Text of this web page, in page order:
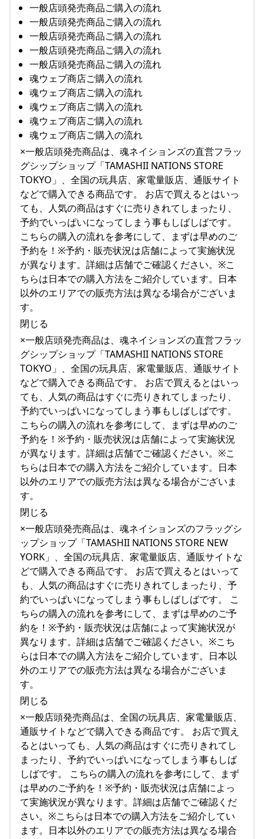
一般店頭発売商品ご購入の流れ
一般店頭発売商品ご購入の流れ
一般店頭発売商品ご購入の流れ
一般店頭発売商品ご購入の流れ
一般店頭発売商品ご購入の流れ
魂ウェブ商店ご購入の流れ
魂ウェブ商店ご購入の流れ
魂ウェブ商店ご購入の流れ
魂ウェブ商店ご購入の流れ
魂ウェブ商店ご購入の流れ
×一般店頭発売商品は、魂ネイションズの直営フラッ
グシップショップ「TAMASHII NATIONS STORE
TOKYO」、全国の玩具店、家電量販店、通販サイト
などで購入できる商品です。 お店で買えるとはいっ
ても、人気の商品はすぐに売りきれてしまったり、
予約でいっぱいになってしまう事もしばしばです。
こちらの購入の流れを参考にして、まずは早めのご
予約を！※予約・販売状況は店舗によって実施状況
が異なります。詳細は店舗でご確認ください。※こ
ちらは日本での購入方法をご紹介しています。日本
以外のエリアでの販売方法は異なる場合がございま
す。
閉じる
×一般店頭発売商品は、魂ネイションズの直営フラッ
グシップショップ「TAMASHII NATIONS STORE
TOKYO」、全国の玩具店、家電量販店、通販サイト
などで購入できる商品です。 お店で買えるとはいっ
ても、人気の商品はすぐに売りきれてしまったり、
予約でいっぱいになってしまう事もしばしばです。
こちらの購入の流れを参考にして、まずは早めのご
予約を！※予約・販売状況は店舗によって実施状況
が異なります。詳細は店舗でご確認ください。※こ
ちらは日本での購入方法をご紹介しています。日本
以外のエリアでの販売方法は異なる場合がございま
す。
閉じる
×一般店頭発売商品は、魂ネイションズのフラッグシ
ップショップ「TAMASHII NATIONS STORE NEW
YORK」、全国の玩具店、家電量販店、通販サイトな
どで購入できる商品です。 お店で買えるとはいって
も、人気の商品はすぐに売りきれてしまったり、予
約でいっぱいになってしまう事もしばしばです。 こ
ちらの購入の流れを参考にして、まずは早めのご予
約を！※予約・販売状況は店舗によって実施状況が
異なります。詳細は店舗でご確認ください。※こち
らは日本での購入方法をご紹介しています。日本以
外のエリアでの販売方法は異なる場合がございま
す。
閉じる
×一般店頭発売商品は、全国の玩具店、家電量販店、
通販サイトなどで購入できる商品です。 お店で買え
るとはいっても、人気の商品はすぐに売りきれてし
まったり、予約でいっぱいになってしまう事もしば
しばです。 こちらの購入の流れを参考にして、まず
は早めのご予約を！※予約・販売状況は店舗によっ
て実施状況が異なります。詳細は店舗でご確認くだ
さい。※こちらは日本での購入方法をご紹介してい
ます。日本以外のエリアでの販売方法は異なる場合